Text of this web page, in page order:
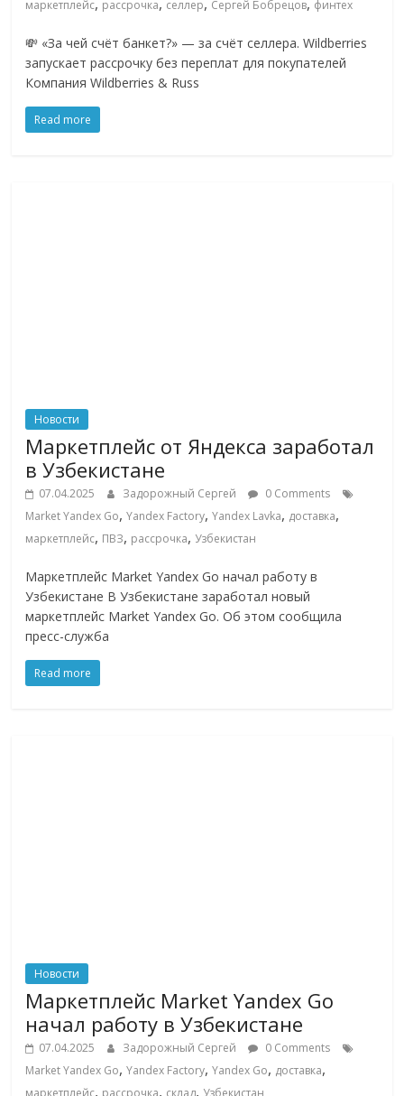
маркетплейс рассрочка селлер Сергей Бобрецов финтех
💸 «За чей счёт банкет?» — за счёт селлера. Wildberries
запускает рассрочку без переплат для покупателей
Компания Wildberries & Russ
Read more
Новости
Маркетплейс от Яндекса заработал
в Узбекистане
07.04.2025 Задорожный Сергей
0 Comments
Market Yandex Go,Yandex Factory,Yandex Lavka, доставка,
маркетплейс, ПВЗ, рассрочка, Узбекистан
Маркетплейс Market Yandex Go начал работу в
Узбекистане В Узбекистане заработал новый
маркетплейс Market Yandex Go. Об этом сообщила
пресс-служба
Read more
Новости
Маркетплейс Market Yandex Go
начал работу в Узбекистане
07.04.2025 Задорожный Сергей
0 Comments
Market Yandex Go,Yandex Factory,Yandex Go, доставка,
маркетплейс, рассрочка, склад, Узбекистан